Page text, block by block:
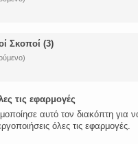
Νέα
Τομείς Eξειδίκευσης
Επικοινωνία
Σκοποί (3)
τις εφαρμογές
αυτό τον διακόπτη για
όλες τις εφαρμογές.